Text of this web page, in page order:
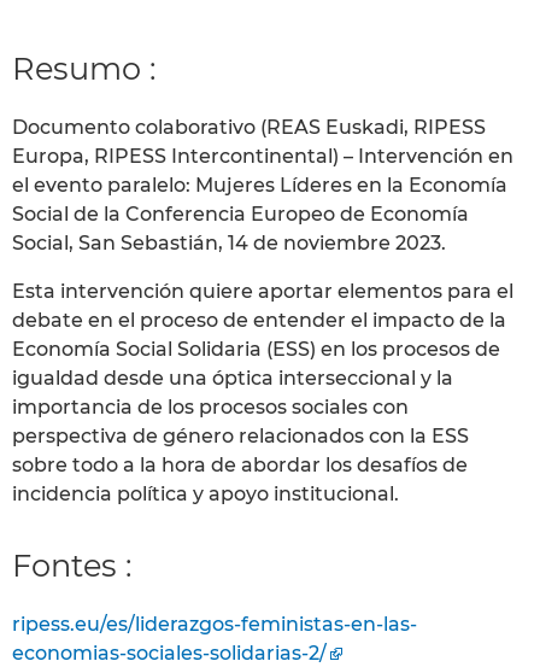
Resumo :
Documento colaborativo (REAS Euskadi, RIPESS
Europa, RIPESS Intercontinental) – Intervención en
el evento paralelo: Mujeres Líderes en la Economía
Social de la Conferencia Europeo de Economía
Social, San Sebastián, 14 de noviembre 2023.
Esta intervención quiere aportar elementos para el
debate en el proceso de entender el impacto de la
Economía Social Solidaria (ESS) en los procesos de
igualdad desde una óptica interseccional y la
importancia de los procesos sociales con
perspectiva de género relacionados con la ESS
sobre todo a la hora de abordar los desafíos de
incidencia política y apoyo institucional.
Fontes :
ripess.eu/es/liderazgos-feministas-en-las-
economias-sociales-solidarias-2/